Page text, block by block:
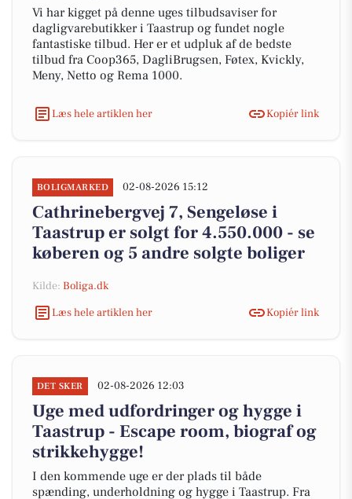
Vi har kigget på denne uges tilbudsaviser for
dagligvarebutikker i Taastrup og fundet nogle
fantastiske tilbud. Her er et udpluk af de bedste
tilbud fra Coop365, DagliBrugsen, Føtex, Kvickly,
Meny, Netto og Rema 1000.
Læs hele artiklen her Kopiér link
BOLIGMARKED 02-08-2026 15:12
Cathrinebergvej 7, Sengeløse i
Taastrup er solgt for 4.550.000 - se
køberen og 5 andre solgte boliger
Kilde: Boliga.dk
Læs hele artiklen her
Kopiér link
DET SKER 02-08-2026 12:03
Uge med udfordringer og hygge i
Taastrup - Escape room, biograf og
strikkehygge!
I den kommende uge er der plads til både
spænding, underholdning og hygge i Taastrup. Fra